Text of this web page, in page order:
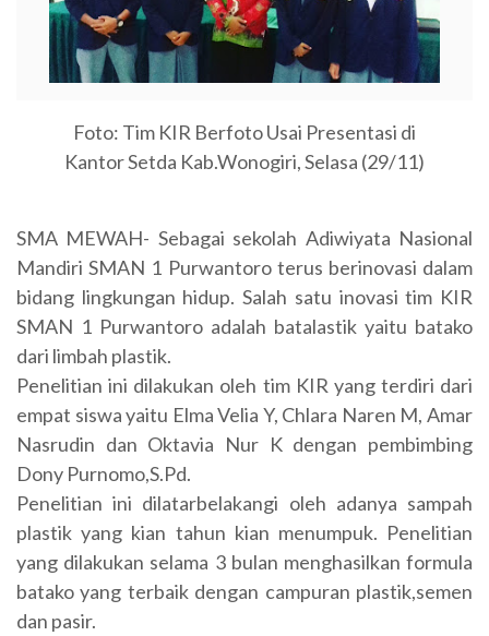
Foto: Tim KIR Berfoto Usai Presentasi di
Kantor Setda Kab.Wonogiri, Selasa (29/11)
SMA MEWAH- Sebagai sekolah Adiwiyata Nasional
Mandiri SMAN 1 Purwantoro terus berinovasi dalam
bidang lingkungan hidup. Salah satu inovasi tim KIR
SMAN 1 Purwantoro adalah batalastik yaitu batako
dari limbah plastik.
Penelitian ini dilakukan oleh tim KIR yang terdiri dari
empat siswa yaitu Elma Velia Y, Chlara Naren M, Amar
Nasrudin dan Oktavia Nur K dengan pembimbing
Dony Purnomo,S.Pd.
Penelitian ini dilatarbelakangi oleh adanya sampah
plastik yang kian tahun kian menumpuk. Penelitian
yang dilakukan selama 3 bulan menghasilkan formula
batako yang terbaik dengan campuran plastik,semen
dan pasir.